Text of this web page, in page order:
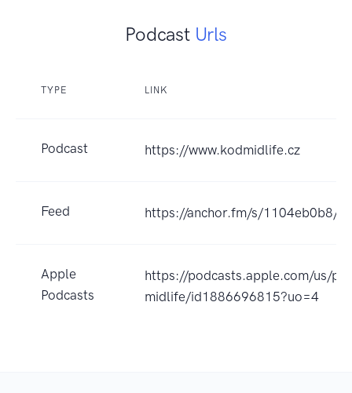
Podcast Urls
TYPE LINK
Podcast https://www.kodmidlife.cz
Feed https://anchor.fm/s/1104eb0b8/
Apple
Podcasts
https://podcasts.apple.com/us/
midlife/id1886696815?uo=4